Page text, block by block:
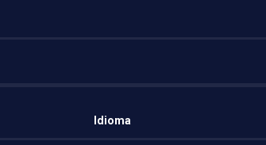
Idioma